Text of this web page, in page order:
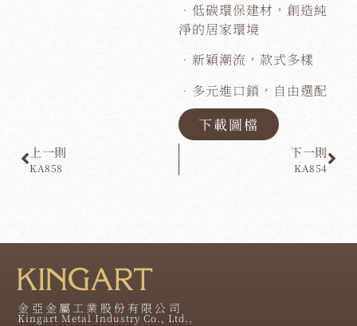
．低碳環保建材，創造純
淨的居家環境
．新穎潮流，款式多樣
．多元進口鎖，自由選配
下載圖檔
上一則
KA858
下一則
KA854
金亞金屬工業股份有限公司
Kingart Metal Industry Co., Ltd.,